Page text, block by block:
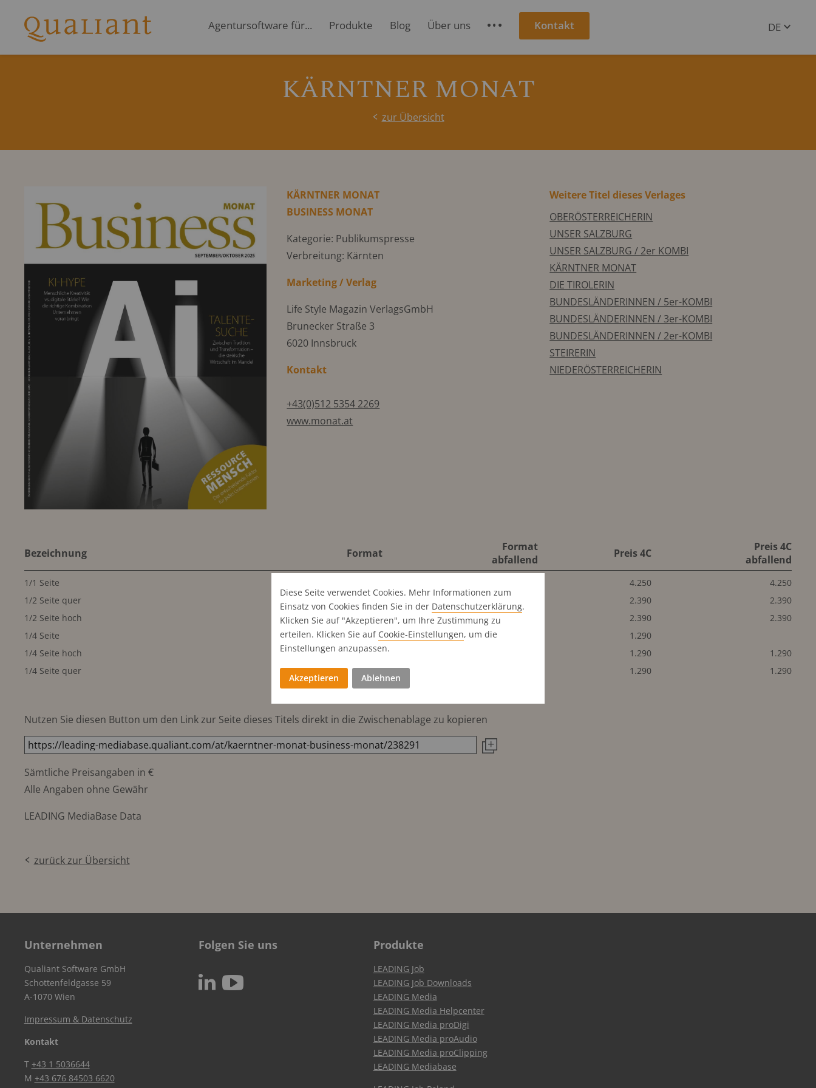
Agentursoftware für... Produkte Blog Über uns S Kontakt
DE
KÄRNTNER MONAT
zur Übersicht
KÄRNTNER MONAT
BUSINESS MONAT
Kategorie: Publikumspresse
Verbreitung: Kärnten
Marketing / Verlag
Life Style Magazin VerlagsGmbH
Brunecker Straße 3
6020 Innsbruck
Kontakt
+43(0)512 5354 2269
www.monat.at
Weitere Titel dieses Verlages
OBERÖSTERREICHERIN
UNSER SALZBURG
UNSER SALZBURG / 2er KOMBI
KÄRNTNER MONAT
DIE TIROLERIN
BUNDESLÄNDERINNEN / 5er-KOMBI
BUNDESLÄNDERINNEN / 3er-KOMBI
BUNDESLÄNDERINNEN / 2er-KOMBI
STEIRERIN
NIEDERÖSTERREICHERIN
Bezeichnung Format
Format
abfallend
Preis 4C
Preis 4C
abfallend
1/1 Seite 4.250
4.250
1/2 Seite quer
2.390
2.390
1/2 Seite hoch
86.5x252 mm 100x280 mm 2.390
2.390
1/4 Seite
86.5x120 mm
1.290
1/4 Seite hoch
56x252 mm 1.290
1.290
1/4 Seite quer
1180x120 mm 1.290 1.290
Nutzen Sie diesen Button um den Link zur Seite dieses Titels direkt in die Zwischenablage zu kopieren
Sämtliche Preisangaben in €
Alle Angaben ohne Gewähr
LEADING MediaBase Data
zurück zur Übersicht
Unternehmen
Qualiant Software GmbH
Schottenfeldgasse 59
A-1070 Wien
Impressum & Datenschutz
Kontakt
T +43 1 5036644
M +43 676 84503 6620
Folgen Sie uns
N c
Produkte
LEADING Job
LEADING Job Downloads
LEADING Media
LEADING Media Helpcenter
LEADING Media proDigi
LEADING Media proAudio
LEADING Media proClipping
LEADING Mediabase
Diese Seite verwendet Cookies. Mehr Informationen zum
Einsatz von Cookies finden Sie in der Datenschutz­erklärung.
Klicken Sie auf "Akzeptieren", um Ihre Zustimmung zu
erteilen. Klicken Sie auf Cookie-Einstellungen, um die
Einstellungen anzupassen.
Akzeptieren Ablehnen